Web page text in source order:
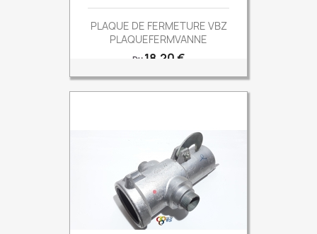
PLAQUE DE FERMETURE VBZ
PLAQUEFERMVANNE
Du Prix
18,20 €